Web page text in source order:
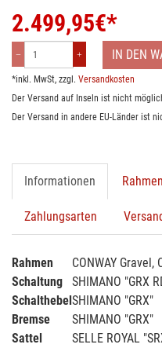
2.499,95€*
IN DEN
*inkl. MwSt, zzgl. Versandkosten
Der Versand auf Inseln ist nicht
Der Versand in andere EU-Länder ist
Informationen
Zahlungsarten
Rahmen
CONWAY Gravel,
Schaltung
SHIMANO "GRX
SchalthebelSHIMANO "GRX"
Bremse
SHIMANO "GRX"
Sattel
SELLE ROYAL